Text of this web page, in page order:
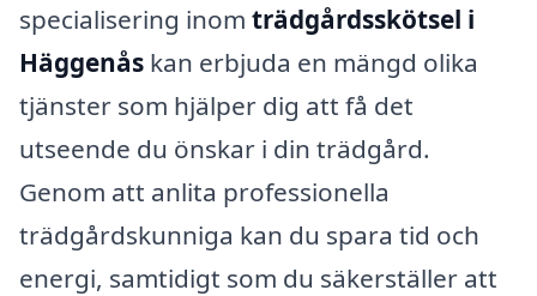
specialisering inom trädgårdsskötsel i
Häggenås kan erbjuda en mängd olika
tjänster som hjälper dig att få det
utseende du önskar i din trädgård.
Genom att anlita professionella
trädgårdskunniga kan du spara tid och
energi, samtidigt som du säkerställer att